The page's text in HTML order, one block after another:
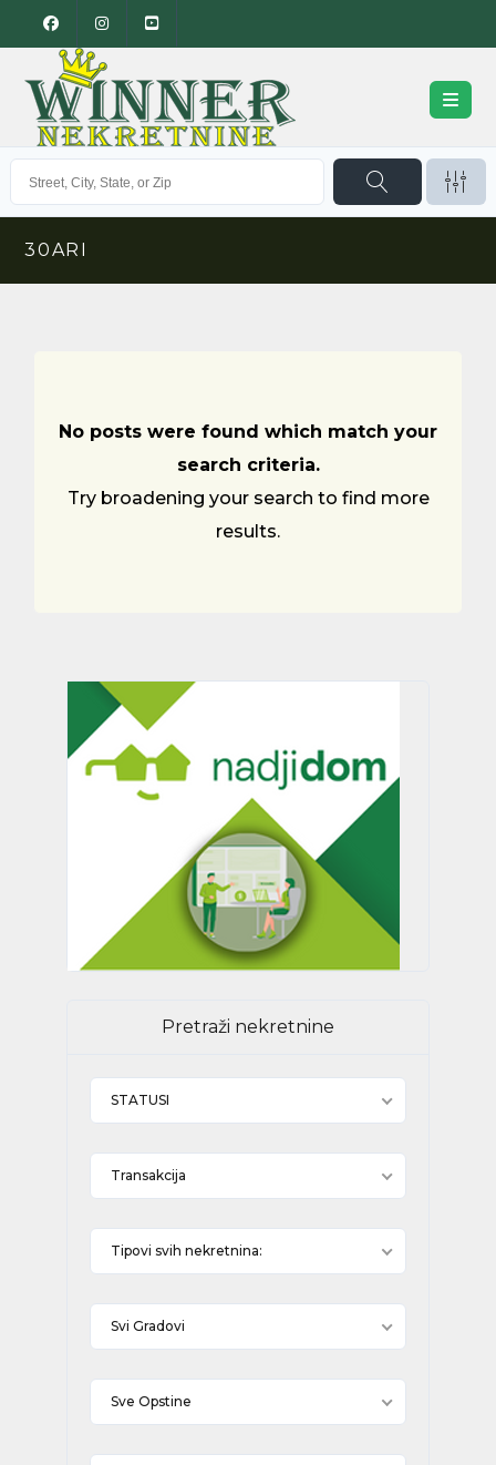
30ARI
No posts were found which match your
search criteria.
Try broadening your search to find more
results.
Pretraži nekretnine
STATUSI
Transakcija
Tipovi svih nekretnina:
Svi Gradovi
Sve Opstine